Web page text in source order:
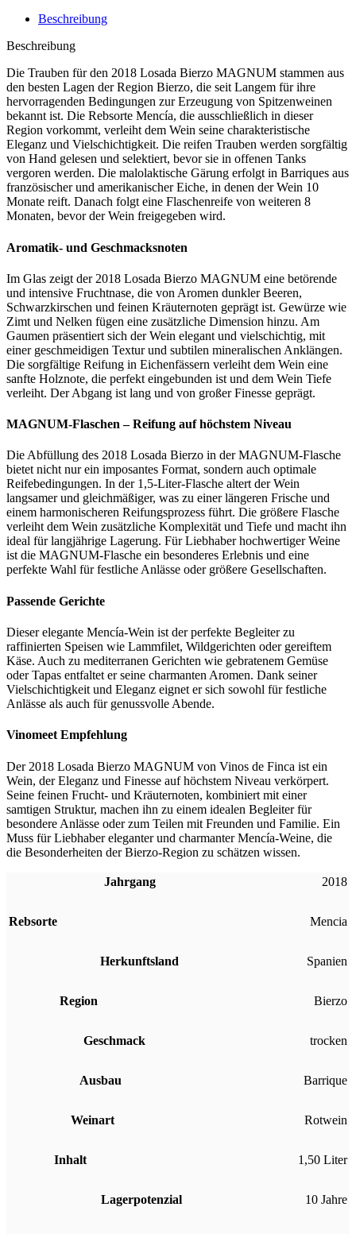
Beschreibung
Beschreibung
Die Trauben für den 2018 Losada Bierzo MAGNUM stammen aus
den besten Lagen der Region Bierzo, die seit Langem für ihre
hervorragenden Bedingungen zur Erzeugung von Spitzenweinen
bekannt ist. Die Rebsorte Mencía, die ausschließlich in dieser
Region vorkommt, verleiht dem Wein seine charakteristische
Eleganz und Vielschichtigkeit. Die reifen Trauben werden sorgfältig
von Hand gelesen und selektiert, bevor sie in offenen Tanks
vergoren werden. Die malolaktische Gärung erfolgt in Barriques aus
französischer und amerikanischer Eiche, in denen der Wein 10
Monate reift. Danach folgt eine Flaschenreife von weiteren 8
Monaten, bevor der Wein freigegeben wird.
Aromatik- und Geschmacksnoten
Im Glas zeigt der 2018 Losada Bierzo MAGNUM eine betörende
und intensive Fruchtnase, die von Aromen dunkler Beeren,
Schwarzkirschen und feinen Kräuternoten geprägt ist. Gewürze wie
Zimt und Nelken fügen eine zusätzliche Dimension hinzu. Am
Gaumen präsentiert sich der Wein elegant und vielschichtig, mit
einer geschmeidigen Textur und subtilen mineralischen Anklängen.
Die sorgfältige Reifung in Eichenfässern verleiht dem Wein eine
sanfte Holznote, die perfekt eingebunden ist und dem Wein Tiefe
verleiht. Der Abgang ist lang und von großer Finesse geprägt.
MAGNUM-Flaschen – Reifung auf höchstem Niveau
Die Abfüllung des 2018 Losada Bierzo in der MAGNUM-Flasche
bietet nicht nur ein imposantes Format, sondern auch optimale
Reifebedingungen. In der 1,5-Liter-Flasche altert der Wein
langsamer und gleichmäßiger, was zu einer längeren Frische und
einem harmonischeren Reifungsprozess führt. Die größere Flasche
verleiht dem Wein zusätzliche Komplexität und Tiefe und macht ihn
ideal für langjährige Lagerung. Für Liebhaber hochwertiger Weine
ist die MAGNUM-Flasche ein besonderes Erlebnis und eine
perfekte Wahl für festliche Anlässe oder größere Gesellschaften.
Passende Gerichte
Dieser elegante Mencía-Wein ist der perfekte Begleiter zu
raffinierten Speisen wie Lammfilet, Wildgerichten oder gereiftem
Käse. Auch zu mediterranen Gerichten wie gebratenem Gemüse
oder Tapas entfaltet er seine charmanten Aromen. Dank seiner
Vielschichtigkeit und Eleganz eignet er sich sowohl für festliche
Anlässe als auch für genussvolle Abende.
Vinomeet Empfehlung
Der 2018 Losada Bierzo MAGNUM von Vinos de Finca ist ein
Wein, der Eleganz und Finesse auf höchstem Niveau verkörpert.
Seine feinen Frucht- und Kräuternoten, kombiniert mit einer
samtigen Struktur, machen ihn zu einem idealen Begleiter für
besondere Anlässe oder zum Teilen mit Freunden und Familie. Ein
Muss für Liebhaber eleganter und charmanter Mencía-Weine, die
die Besonderheiten der Bierzo-Region zu schätzen wissen.
Jahrgang 2018
Rebsorte Mencia
Herkunftsland Spanien
Region Bierzo
Geschmack trocken
Ausbau Barrique
Weinart Rotwein
Inhalt 1,50 Liter
Lagerpotenzial 10 Jahre